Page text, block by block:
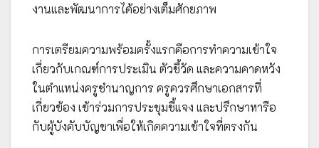
งานและพัฒนาการได้อย่างเต็มศักยภาพ
การเตรียมความพร้อมครั้งแรกคือการทำความเข้าใจ
เกี่ยวกับเกณฑ์การประเมิน ตัวชี้วัด และความคาดหวัง
ในตำแหน่งครูชำนาญการ ครูควรศึกษาเอกสารที่
เกี่ยวข้อง เข้าร่วมการประชุมชี้แจง และปรึกษาหารือ
กับผู้บังคับบัญชาเพื่อให้เกิดความเข้าใจที่ตรงกัน